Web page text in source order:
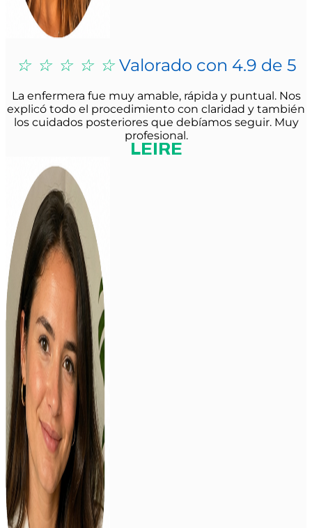
☆ ☆ ☆ ☆ ☆ Valorado con 4.9 de 5
La enfermera fue muy amable, rápida y puntual. Nos
explicó todo el procedimiento con claridad y también
los cuidados posteriores que debíamos seguir. Muy
profesional.
LEIRE